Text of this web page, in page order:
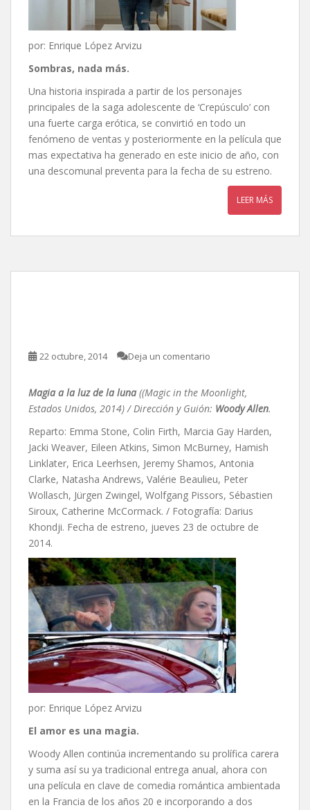
por: Enrique López Arvizu
Sombras, nada más.
Una historia inspirada a partir de los personajes
principales de la saga adolescente de ‘Crepúsculo’ con
una fuerte carga erótica, se convirtió en todo un
fenómeno de ventas y posteriormente en la película que
mas expectativa ha generado en este inicio de año, con
una descomunal preventa para la fecha de su estreno.
LEER MÁS
22 octubre, 2014 Deja un comentario
Magia a la luz de la luna ((Magic in the Moonlight,
Estados Unidos, 2014) / Dirección y Guión: Woody Allen.
Reparto: Emma Stone, Colin Firth, Marcia Gay Harden,
Jacki Weaver, Eileen Atkins, Simon McBurney, Hamish
Linklater, Erica Leerhsen, Jeremy Shamos, Antonia
Clarke, Natasha Andrews, Valérie Beaulieu, Peter
Wollasch, Jürgen Zwingel, Wolfgang Pissors, Sébastien
Siroux, Catherine McCormack. / Fotografía: Darius
Khondji. Fecha de estreno, jueves 23 de octubre de
2014.
por: Enrique López Arvizu
El amor es una magia.
Woody Allen continúa incrementando su prolífica carera
y suma así su ya tradicional entrega anual, ahora con
una película en clave de comedia romántica ambientada
en la Francia de los años 20 e incorporando a dos